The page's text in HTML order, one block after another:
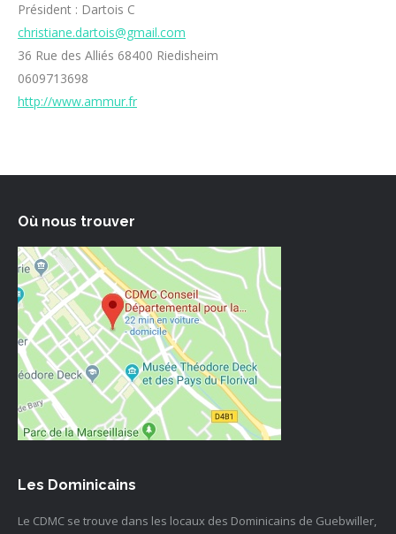
Président : Dartois C
christiane.dartois@gmail.com
36 Rue des Alliés 68400 Riedisheim
0609713698
http://www.ammur.fr
Où nous trouver
Les Dominicains
Le CDMC se trouve dans les locaux des Dominicains de Guebwiller,